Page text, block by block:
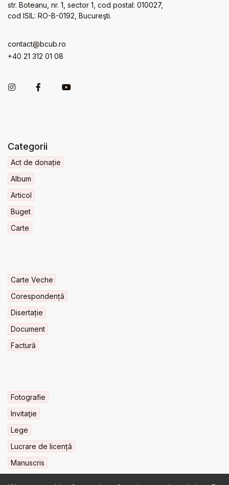
str. Boteanu, nr. 1, sector 1, cod postal: 010027,
cod ISIL: RO-B-0192, Bucureşti.
contact@bcub.ro
+40 21 312 01 08
Categorii
Act de donație
Album
Articol
Buget
Carte
Carte Veche
Corespondență
Disertație
Document
Factură
Fotografie
Invitaţie
Lege
Lucrare de licență
Manuscris